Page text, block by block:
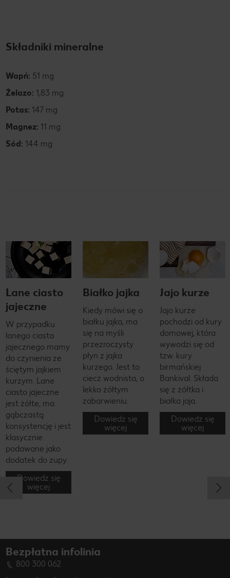
Składniki mineralne
Wapń: 51 mg
Żelazo: 1,83 mg
Potas: 147 mg
Magnez: 11 mg
Sód: 144 mg
Lane ciasto
jajeczne
W przypadku
lanego ciasta
jajecznego mamy
do czynienia ze
ściętym jajkiem
kurzym. Lane
ciasto jajeczne
jest żółte, ma
gąbczastą
konsystencję i jest
klasycznie
podawane jako
dodatek do zupy.
Dowiedz się
więcej
Białko jajka
Kiedy mówi się o
białku jajka, ma
się na myśli
przezroczysty
płyn z jajka
kurzego. Jest to
ciecz wodnista, o
lekko żółtym
zabarwieniu.
Dowiedz się
więcej
Jajo kurze
Jajo kurze
pochodzi od kury
domowej, która
wywodzi się od
tzw. kury
birmańskiej
Bankival. Składa
się z żółtka i
białka jaja.
Dowiedz się
więcej
Bezpłatna infolinia
800 300 062